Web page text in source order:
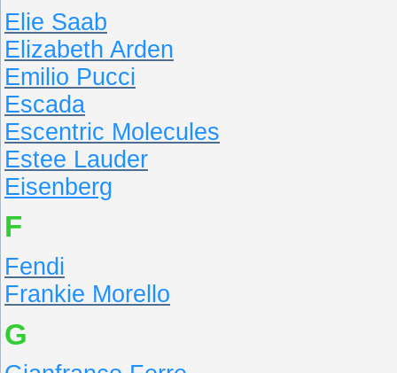
Elie Saab
Elizabeth Arden
Emilio Pucci
Escada
Escentric Molecules
Estee Lauder
Eisenberg
F
Fendi
Frankie Morello
G